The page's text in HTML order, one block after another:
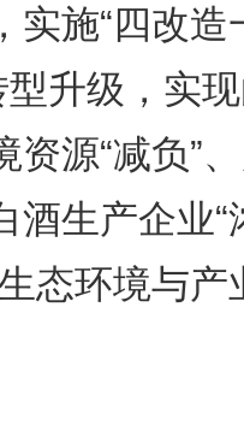
实施“四改造
升级，实
资源“减负”
酒生产企业“
态环境与产